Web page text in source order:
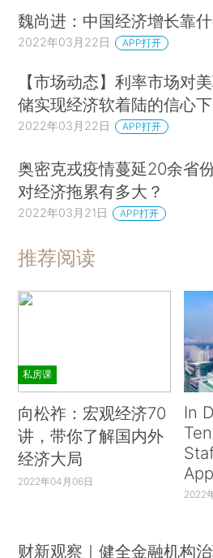
魏尚进：中国经济增长靠
2022年03月22日 APP打开
【市场动态】利率市场对
储实现经济软着陆的信心
2022年03月22日 APP打开
奥密克戎疫情蔓延20余省
对经济拖累有多大？
2022年03月21日 APP打开
推荐阅读
私房课
向松祚：宏观经济70
讲，带你了解国内外
经济大局
2022年04月06日
In
2022
财新观察｜健全金融机构